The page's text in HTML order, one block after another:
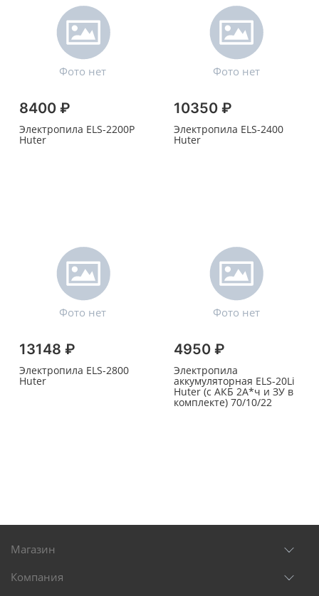
8400 ₽
Электропила ELS-2200P
Huter
10350 ₽
Электропила ELS-2400
Huter
13148 ₽
Электропила ELS-2800
Huter
4950 ₽
Электропила
аккумуляторная ELS-20Li
Huter (с АКБ 2А*ч и ЗУ в
комплекте) 70/10/22
Магазин
Компания